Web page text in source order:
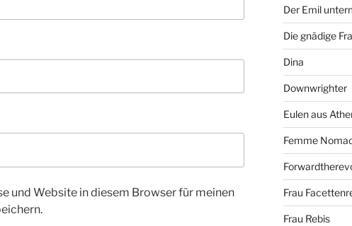
und Website in diesem Browser für meinen
Der Emil
Die gnädige
Dina
Downwrighter
Eulen aus
Femme
Frau
Frau Rebis